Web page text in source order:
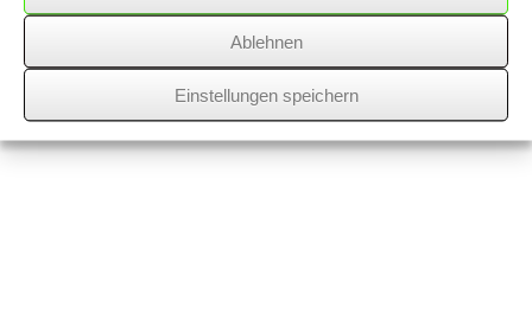
Ablehnen
Einstellungen speichern